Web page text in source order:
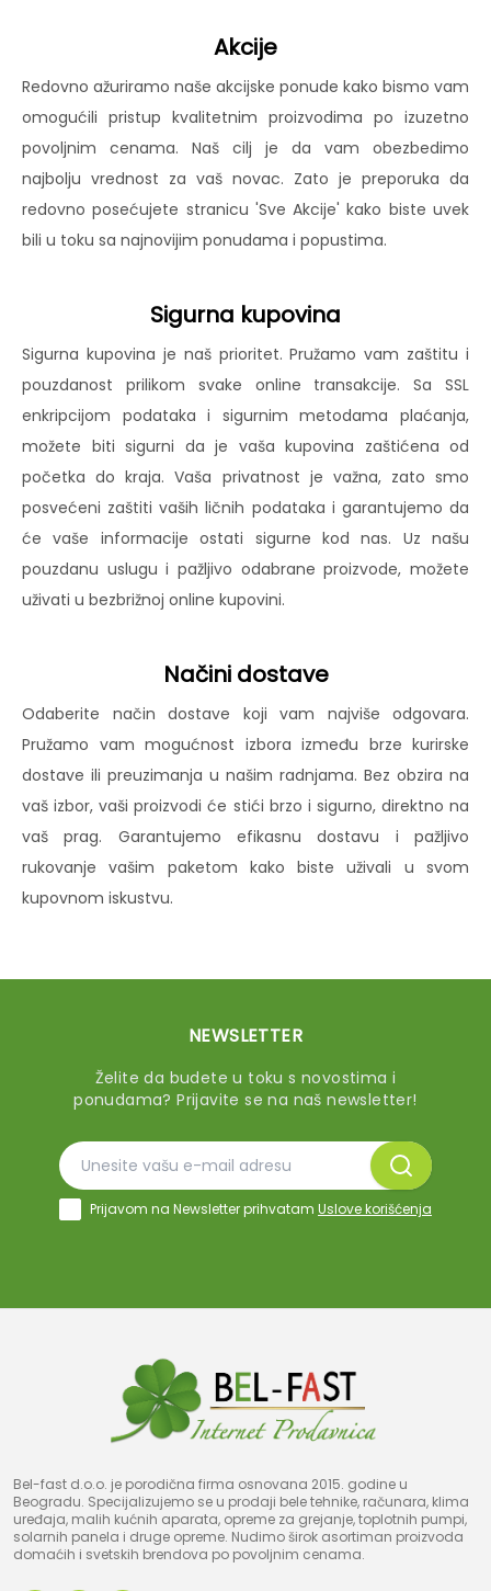
Akcije
Redovno ažuriramo naše akcijske ponude kako bismo vam
omogućili pristup kvalitetnim proizvodima po izuzetno
povoljnim cenama. Naš cilj je da vam obezbedimo
najbolju vrednost za vaš novac. Zato je preporuka da
redovno posećujete stranicu 'Sve Akcije' kako biste uvek
bili u toku sa najnovijim ponudama i popustima.
Sigurna kupovina
Sigurna kupovina je naš prioritet. Pružamo vam zaštitu i
pouzdanost prilikom svake online transakcije. Sa SSL
enkripcijom podataka i sigurnim metodama plaćanja,
možete biti sigurni da je vaša kupovina zaštićena od
početka do kraja. Vaša privatnost je važna, zato smo
posvećeni zaštiti vaših ličnih podataka i garantujemo da
će vaše informacije ostati sigurne kod nas. Uz našu
pouzdanu uslugu i pažljivo odabrane proizvode, možete
uživati u bezbrižnoj online kupovini.
Načini dostave
Odaberite način dostave koji vam najviše odgovara.
Pružamo vam mogućnost izbora između brze kurirske
dostave ili preuzimanja u našim radnjama. Bez obzira na
vaš izbor, vaši proizvodi će stići brzo i sigurno, direktno na
vaš prag. Garantujemo efikasnu dostavu i pažljivo
rukovanje vašim paketom kako biste uživali u svom
kupovnom iskustvu.
NEWSLETTER
Želite da budete u toku s novostima i
ponudama? Prijavite se na naš newsletter!
Prijavom na Newsletter prihvatam Uslove korišćenja
Bel-fast d.o.o. je porodična firma osnovana 2015. godine u
Beogradu. Specijalizujemo se u prodaji bele tehnike, računara, klima
uređaja, malih kućnih aparata, opreme za grejanje, toplotnih pumpi,
solarnih panela i druge opreme. Nudimo širok asortiman proizvoda
domaćih i svetskih brendova po povoljnim cenama.